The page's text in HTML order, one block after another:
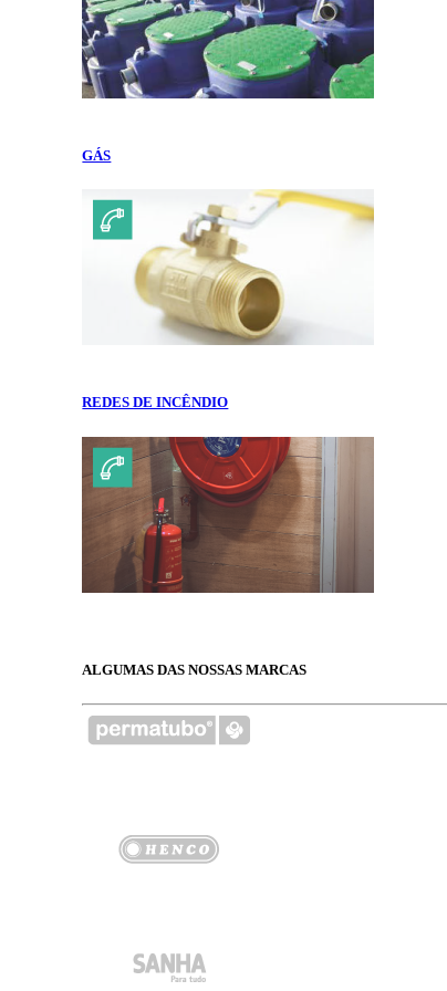
GÁS
REDES DE INCÊNDIO
ALGUMAS DAS NOSSAS MARCAS